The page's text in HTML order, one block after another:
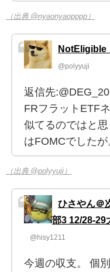
（出典 @nyaonyaopppp）
@polyyuji
返信先
FRフラットETF
似てるのではと
はFOMCでしたが
（出典 @polyyuji）
ひさやん＠
部3 12/28-29
@hisy1211
今週の収支。 個